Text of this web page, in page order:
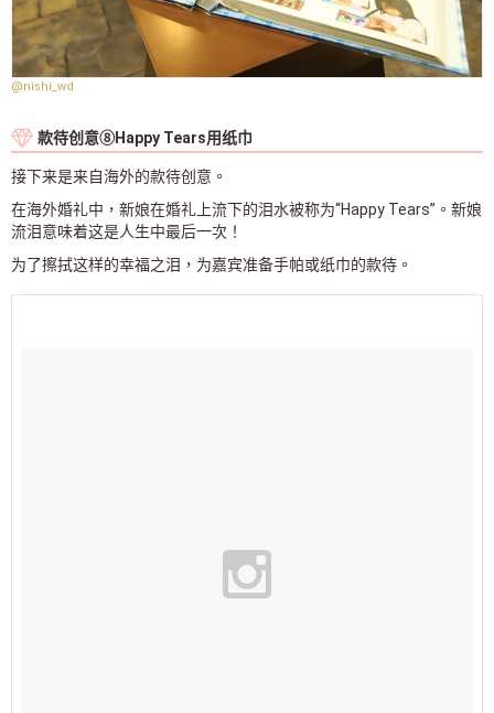
@nishi_wd
款待创意⑧Happy Tears用纸巾
接下来是来自海外的款待创意。
在海外婚礼中，新娘在婚礼上流下的泪水被称为“Happy Tears”。新娘
流泪意味着这是人生中最后一次！
为了擦拭这样的幸福之泪，为嘉宾准备手帕或纸巾的款待。